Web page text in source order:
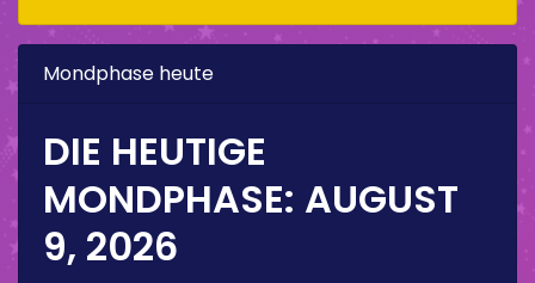
Mondphase heute
DIE HEUTIGE
MONDPHASE: AUGUST
9, 2026